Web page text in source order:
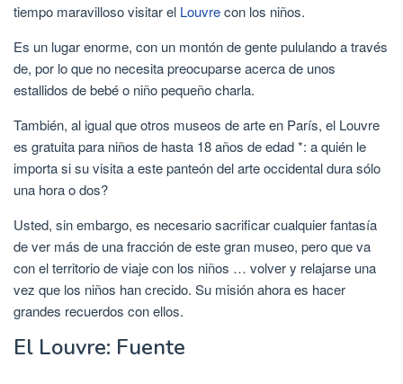
tiempo maravilloso visitar el Louvrecon los niños.
Es un lugar enorme, con un montón de gente pululando a través
de, por lo que no necesita preocuparse acerca de unos
estallidos de bebé o niño pequeño charla.
También, al igual que otros museos de arte en París, el Louvre
es gratuita para niños de hasta 18 años de edad *: a quién le
importa si su visita a este panteón del arte occidental dura sólo
una hora o dos?
Usted, sin embargo, es necesario sacrificar cualquier fantasía
de ver más de una fracción de este gran museo, pero que va
con el territorio de viaje con los niños … volver y relajarse una
vez que los niños han crecido. Su misión ahora es hacer
grandes recuerdos con ellos.
El Louvre: Fuente